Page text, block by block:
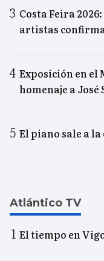
Costa Feira
artistas
Exposición en el
homenaje a José
El piano sale a
Atlántico TV
El tiempo en